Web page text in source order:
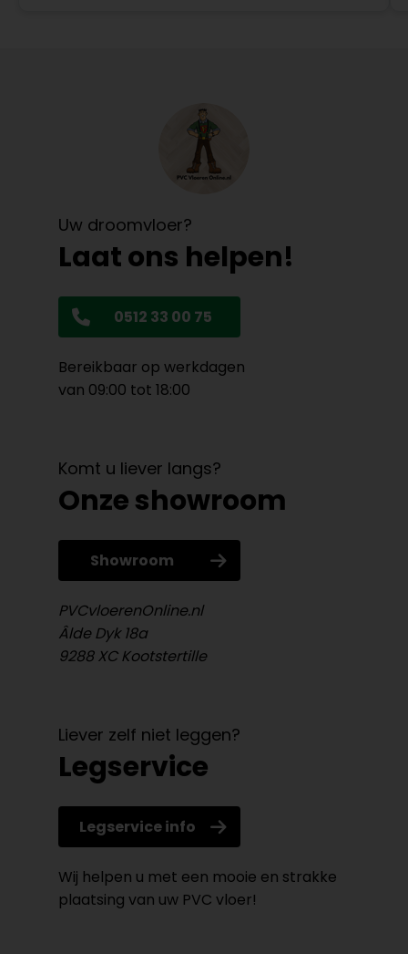
Uw droomvloer?
Laat ons helpen!
0512 33 00 75
Bereikbaar op werkdagen
van 09:00 tot 18:00
Komt u liever langs?
Onze showroom
Showroom
PVCvloerenOnline.nl
Âlde Dyk 18a
9288 XC Kootstertille
Liever zelf niet leggen?
Legservice
Legservice info
Wij helpen u met een mooie en strakke
plaatsing van uw PVC vloer!